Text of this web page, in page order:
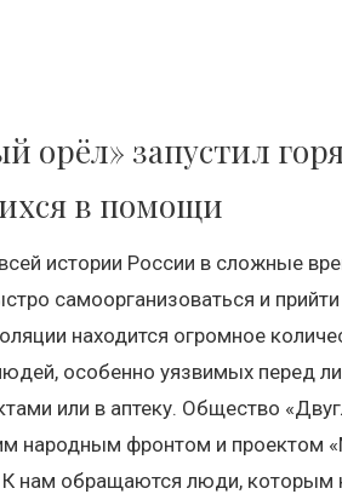
орёл» запустил
в помощи
истории России в сложные
самоорганизоваться и
находится огромное
особенно уязвимых перед
или в аптеку. Общество
народным фронтом и проектом
нам обращаются люди, которым